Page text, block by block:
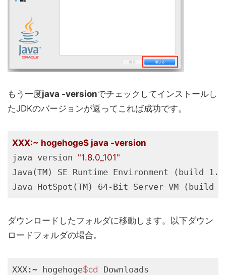
もう一度java -versionでチェックしてインストールし
たJDKのバージョンが返ってこれば成功です。
XXX:~ hogehoge$ java -version
java version "1.8.0_101"
Java(TM) SE Runtime Environment (build
ダウンロードしたフォルダに移動します。以下ダウン
ロードフォルダの場合。
XXX:~ hogehoge$cd